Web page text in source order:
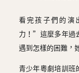
看完孩子們的演
力！”這麼多年過
遇到怎樣的困難，
青少年粵劇培訓班